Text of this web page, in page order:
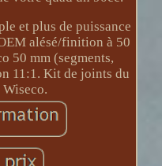
et plus de puissance
alésé/finition à 50
50 mm (segments,
11:1. Kit de joints du